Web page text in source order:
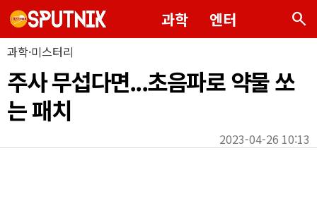
과학 엔터 search
과학·미스터리
주사 무섭다면...초음파로 약물 쏘
는 패치
2023-04-26 10:13